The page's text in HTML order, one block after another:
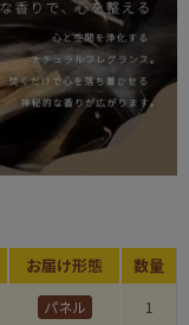
お届け形態 数量
パネル 1